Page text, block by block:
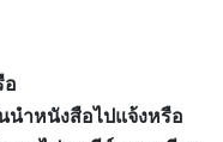
อ
นำหนังสือไปแจ้งหรือ